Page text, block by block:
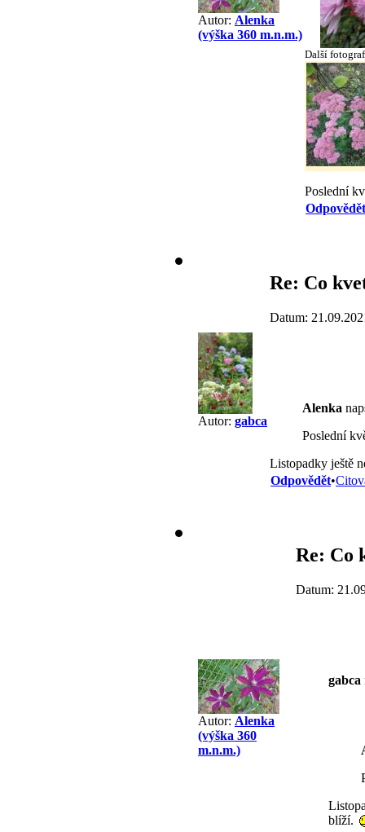
Autor: Alenka
(výška 360 m.n.m.)
Další
Poslední
Odpovědět
Autor: gabca
Re: Co
Datum:
Alenka
Poslední
Listopadky ještě
Odpovědět•
Autor: Alenka
(výška 360
m.n.m.)
Re: Co
Datum:
gabca
blíží.